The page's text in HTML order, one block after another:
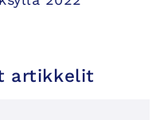
artikkelit